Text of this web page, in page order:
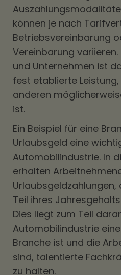
können je nach
Betriebsvereinbarung
Vereinbarung
und Unternehmen ist
fest etablierte
anderen
ist.
Ein Beispiel für eine
Urlaubsgeld eine
Automobilindustrie. In
erhalten
Urlaubsgeldzahlungen,
Teil ihres
Dies liegt zum Teil
Automobilindustrie
Branche ist und die
sind, talentierte
zu halten.